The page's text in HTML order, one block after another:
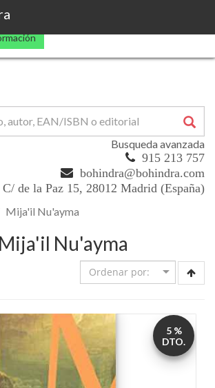
y de terceros para mejorar nuestros
Busqueda avanzada
915 213 757
bohindra@bohindra.com
C/ de la Paz 15, 28012 Madrid (España)
Mija'il Nu'ayma
Nu'ayma
5 %
DTO.